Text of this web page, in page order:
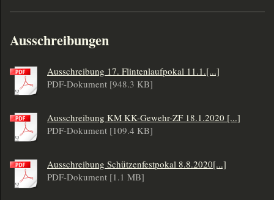
Ausschreibungen
Ausschreibung 17. Flintenlaufpokal 11.1.[...]
PDF-Dokument [948.3 KB]
Ausschreibung KM KK-Gewehr-ZF 18.1.2020 [...]
PDF-Dokument [109.4 KB]
Ausschreibung Schützenfestpokal 8.8.2020[...]
PDF-Dokument [1.1 MB]